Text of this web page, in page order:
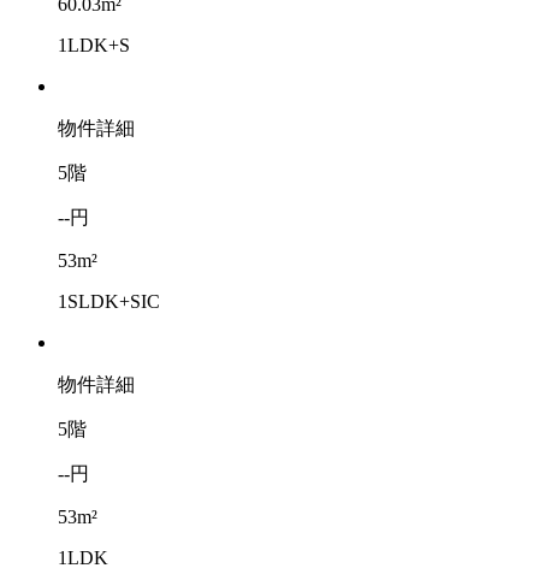
60.03m²
1LDK+S
物件詳細
5階
--円
53m²
1SLDK+SIC
物件詳細
5階
--円
53m²
1LDK